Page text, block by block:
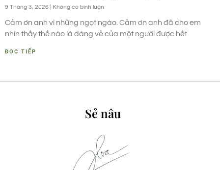
9 Tháng 3, 2026 Không có bình luận
Cảm ơn anh vì những ngọt ngào. Cảm ơn anh đã cho em
nhìn thấy thế nào là dáng vẻ của một người được hết
ĐỌC TIẾP
Sẻ nâu